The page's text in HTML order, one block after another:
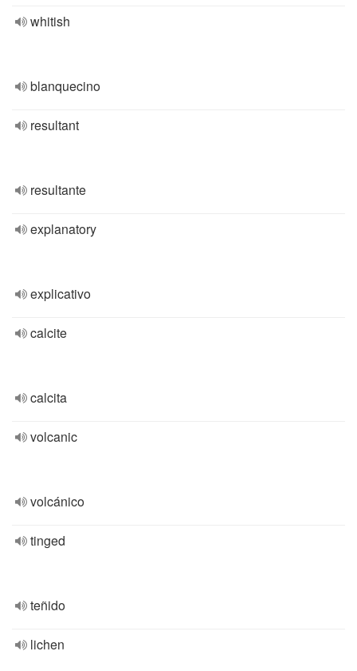
whitish
blanquecino
resultant
resultante
explanatory
explicativo
calcite
calcita
volcanic
volcánico
tinged
teñido
lichen